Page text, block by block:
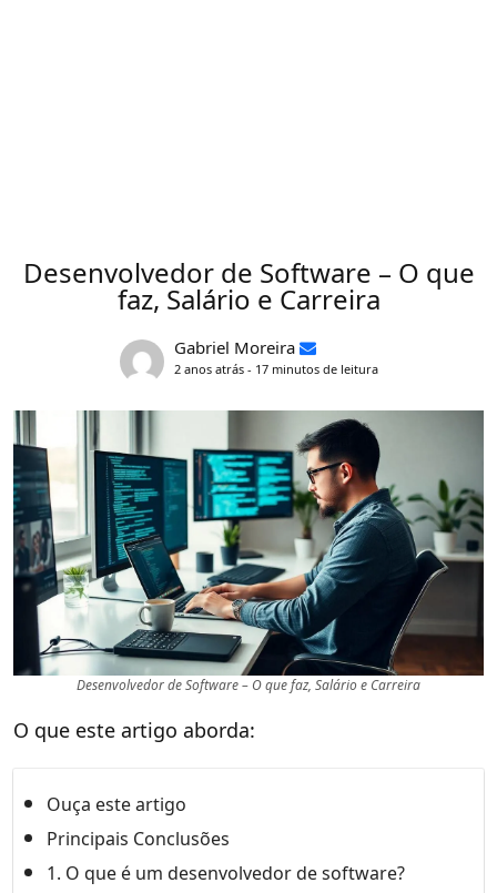
Desenvolvedor de Software – O que
faz, Salário e Carreira
Gabriel Moreira
2 anos atrás - 17 minutos de leitura
Desenvolvedor de Software – O que faz, Salário e Carreira
O que este artigo aborda:
Ouça este artigo
Principais Conclusões
1. O que é um desenvolvedor de software?